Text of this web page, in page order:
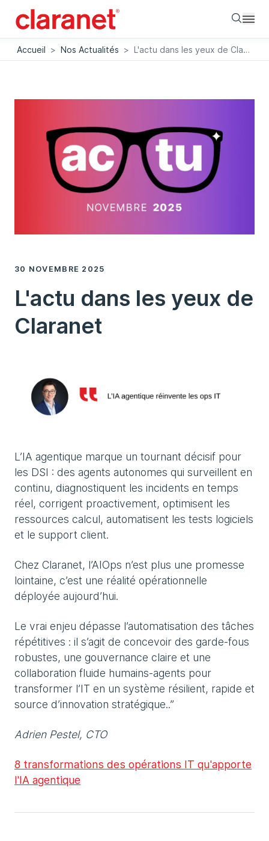
Accueil > Nos Actualités > L'actu dans les yeux de Claranet
30 NOVEMBRE 2025
L'actu dans les yeux de
Claranet
L’IA agentique marque un tournant décisif pour
les DSI : des agents autonomes qui surveillent en
continu, diagnostiquent les incidents en temps
réel, corrigent proactivement, optimisent les
ressources calcul, automatisent les tests logiciels
et le support client.
Chez Claranet, l’AIOps n’est plus une promesse
lointaine, c’est une réalité opérationnelle
déployée aujourd’hui.
Le vrai enjeu dépasse l’automatisation des tâches
répétitives : il s’agit de concevoir des garde-fous
robustes, une gouvernance claire et une
collaboration fluide humains-agents pour
transformer l’IT en un système résilient, rapide et
source d’innovation stratégique..”
Adrien Pestel, CTO
8 transformations des opérations IT qu'apporte
l'IA agentique